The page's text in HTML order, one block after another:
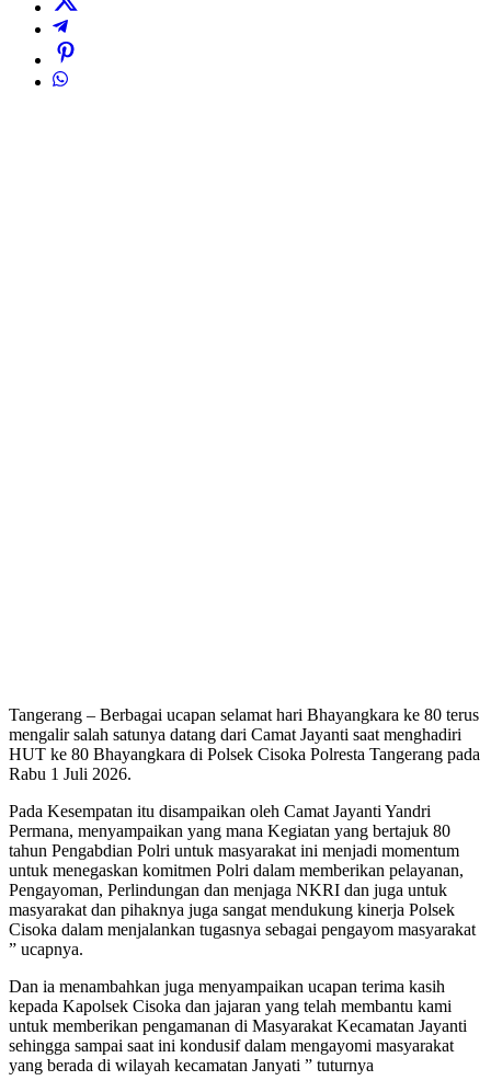
Tangerang – Berbagai ucapan selamat hari Bhayangkara ke 80 terus
mengalir salah satunya datang dari Camat Jayanti saat menghadiri
HUT ke 80 Bhayangkara di Polsek Cisoka Polresta Tangerang pada
Rabu 1 Juli 2026.
Pada Kesempatan itu disampaikan oleh Camat Jayanti Yandri
Permana, menyampaikan yang mana Kegiatan yang bertajuk 80
tahun Pengabdian Polri untuk masyarakat ini menjadi momentum
untuk menegaskan komitmen Polri dalam memberikan pelayanan,
Pengayoman, Perlindungan dan menjaga NKRI dan juga untuk
masyarakat dan pihaknya juga sangat mendukung kinerja Polsek
Cisoka dalam menjalankan tugasnya sebagai pengayom masyarakat
” ucapnya.
Dan ia menambahkan juga menyampaikan ucapan terima kasih
kepada Kapolsek Cisoka dan jajaran yang telah membantu kami
untuk memberikan pengamanan di Masyarakat Kecamatan Jayanti
sehingga sampai saat ini kondusif dalam mengayomi masyarakat
yang berada di wilayah kecamatan Janyati ” tuturnya